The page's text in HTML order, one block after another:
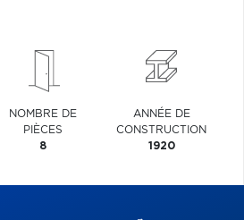
NOMBRE DE
PIÈCES
8
ANNÉE DE
CONSTRUCTION
1920